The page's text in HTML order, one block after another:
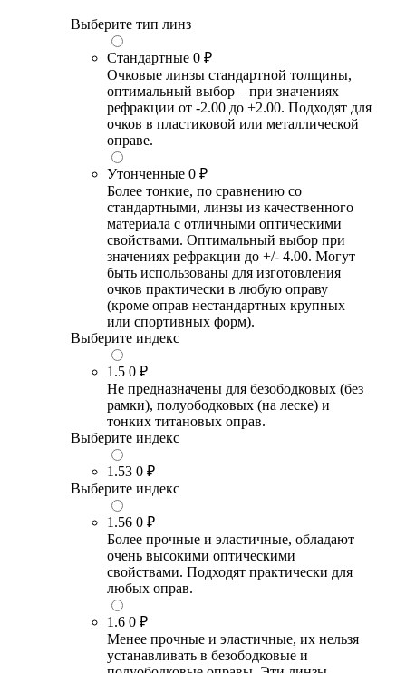
Выберите тип линз
Стандартные 0 ₽
Очковые линзы стандартной толщины,
оптимальный выбор – при значениях
рефракции от -2.00 до +2.00. Подходят для
очков в пластиковой или металлической
оправе.
Утонченные 0 ₽
Более тонкие, по сравнению со
стандартными, линзы из качественного
материала с отличными оптическими
свойствами. Оптимальный выбор при
значениях рефракции до +/- 4.00. Могут
быть использованы для изготовления
очков практически в любую оправу
(кроме оправ нестандартных крупных
или спортивных форм).
Выберите индекс
1.5 0 ₽
Не предназначены для безободковых (без
рамки), полуободковых (на леске) и
тонких титановых оправ.
Выберите индекс
1.53 0 ₽
Выберите индекс
1.56 0 ₽
Более прочные и эластичные, обладают
очень высокими оптическими
свойствами. Подходят практически для
любых оправ.
1.6 0 ₽
Менее прочные и эластичные, их нельзя
устанавливать в безободковые и